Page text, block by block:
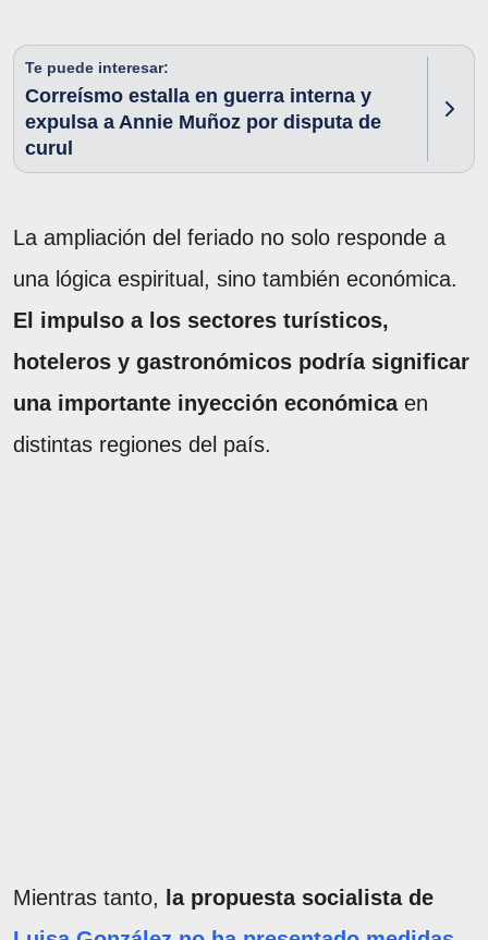
Te puede interesar:
Correísmo estalla en guerra interna y
expulsa a Annie Muñoz por disputa de
curul
La ampliación del feriado no solo responde a
una lógica espiritual, sino también económica.
El impulso a los sectores turísticos,
hoteleros y gastronómicos podría significar
una importante inyección económicaen
distintas regiones del país.
Mientras tanto,
la propuesta socialista de